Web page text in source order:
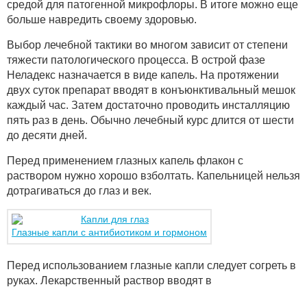
средой для патогенной микрофлоры. В итоге можно еще
больше навредить своему здоровью.
Выбор лечебной тактики во многом зависит от степени
тяжести патологического процесса. В острой фазе
Неладекс назначается в виде капель. На протяжении
двух суток препарат вводят в конъюнктивальный мешок
каждый час. Затем достаточно проводить инсталляцию
пять раз в день. Обычно лечебный курс длится от шести
до десяти дней.
Перед применением глазных капель флакон с
раствором нужно хорошо взболтать. Капельницей нельзя
дотрагиваться до глаз и век.
Глазные капли с антибиотиком и гормоном
Перед использованием глазные капли следует согреть в
руках. Лекарственный раствор вводят в